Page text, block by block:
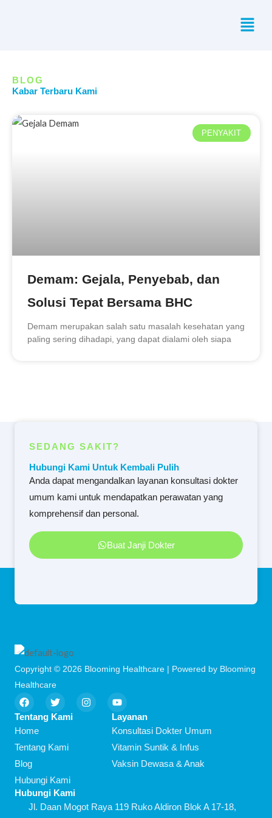
Menu
BLOG
Kabar Terbaru Kami
PENYAKIT
Demam: Gejala, Penyebab, dan
Solusi Tepat Bersama BHC
Demam merupakan salah satu masalah kesehatan yang
paling sering dihadapi, yang dapat dialami oleh siapa
SEDANG SAKIT?
Hubungi Kami Untuk Kembali Pulih
Anda dapat mengandalkan layanan konsultasi dokter
umum kami untuk mendapatkan perawatan yang
komprehensif dan personal.
Buat Janji Dokter
Copyright © 2026 Blooming Healthcare | Powered by Blooming
Healthcare
F
a
c
b
o
k
T
w
i
e
I
n
s
Y
o
u
t
u
b
Tentang Kami
Home
Tentang Kami
Blog
Hubungi Kami
Layanan
Konsultasi Dokter Umum
Vitamin Suntik & Infus
Vaksin Dewasa & Anak
Hubungi Kami
Jl. Daan Mogot Raya 119 Ruko Aldiron Blok A 17-18,